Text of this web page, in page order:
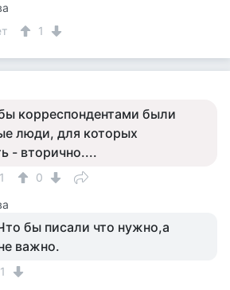
1
корреспондентами были
люди, для которых
- вторично....
1 0
бы писали что нужно,а
важно.
1